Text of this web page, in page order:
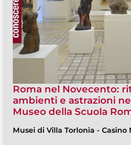
Roma nel Novecento:
ambienti e astrazioni
Museo della Scuola
Musei di Villa Torlonia - Casino